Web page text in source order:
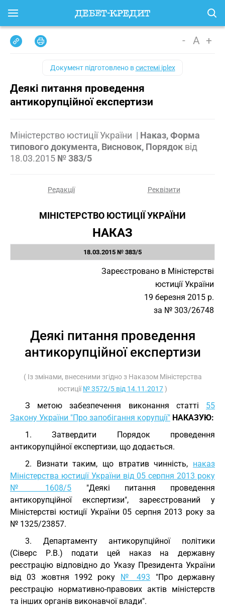
- A +
Документ підготовлено всистемі iplex
Деякі питання проведення
антикорупційної експертизи
Міністерство юстиції України | Наказ, Форма
типового документа, Висновок, Порядок від
18.03.2015 № 383/5
Редакції Реквізити
МІНІСТЕРСТВО ЮСТИЦІЇ УКРАЇНИ
НАКАЗ
18.03.2015 № 383/5
Зареєстровано в Міністерстві
юстиції України
19 березня 2015 р.
за № 303/26748
Деякі питання проведення
антикорупційної експертизи
( Із змінами, внесеними згідно з Наказом Міністерства
юстиції№ 3572/5 від 14.11.2017)
З метою забезпечення виконання статті 55
Закону України "Про запобігання корупції" НАКАЗУЮ:
1. Затвердити Порядок проведення
антикорупційної експертизи, що додається.
2. Визнати таким, що втратив чинність, наказ
Міністерства юстиції України від 05 серпня 2013 року
№ 1608/5 "Деякі питання проведення
антикорупційної експертизи", зареєстрований у
Міністерстві юстиції України 05 серпня 2013 року за
№ 1325/23857.
3. Департаменту антикорупційної політики
(Сіверс Р.В.) подати цей наказ на державну
реєстрацію відповідно до Указу Президента України
від 03 жовтня 1992 року № 493 "Про державну
реєстрацію нормативно-правових актів міністерств
та інших органів виконавчої влади".